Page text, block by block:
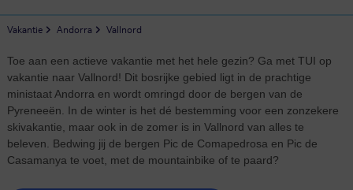
Vakantie Andorra Vallnord
Toe aan een actieve vakantie met het hele gezin? Ga met TUI op
vakantie naar Vallnord! Dit bosrijke gebied ligt in de prachtige
ministaat Andorra en wordt omringd door de bergen van de
Pyreneeën. In de winter is het dé bestemming voor een zonzekere
skivakantie, maar ook in de zomer is in Vallnord van alles te
beleven. Bedwing jij de bergen Pic de Comapedrosa en Pic de
Casamanya te voet, met de mountainbike of te paard?